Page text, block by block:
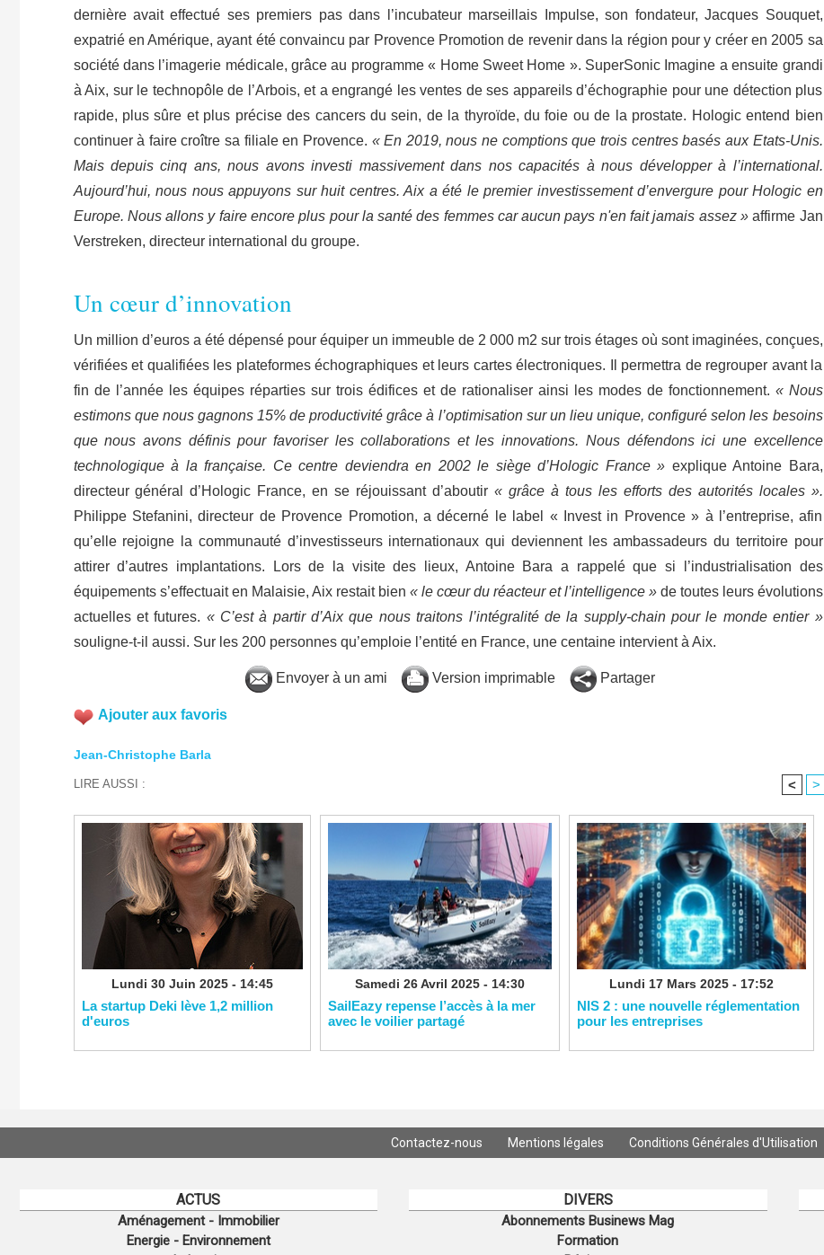
dernière avait effectué ses premiers pas dans l’incubateur marseillais Impulse, son fondateur, Jacques Souquet,
expatrié en Amérique, ayant été convaincu par Provence Promotion de revenir dans la région pour y créer en 2005 sa
société dans l’imagerie médicale, grâce au programme « Home Sweet Home ». SuperSonic Imagine a ensuite grandi
à Aix, sur le technopôle de l’Arbois, et a engrangé les ventes de ses appareils d’échographie pour une détection plus
rapide, plus sûre et plus précise des cancers du sein, de la thyroïde, du foie ou de la prostate. Hologic entend bien
continuer à faire croître sa filiale en Provence. « En 2019, nous ne comptions que trois centres basés aux Etats-Unis.
Mais depuis cinq ans, nous avons investi massivement dans nos capacités à nous développer à l’international.
Aujourd’hui, nous nous appuyons sur huit centres. Aix a été le premier investissement d’envergure pour Hologic en
Europe. Nous allons y faire encore plus pour la santé des femmes car aucun pays n'en fait jamais assez »affirme Jan
Verstreken, directeur international du groupe.
Un cœur d’innovation
Un million d’euros a été dépensé pour équiper un immeuble de 2 000 m2 sur trois étages où sont imaginées, conçues,
vérifiées et qualifiées les plateformes échographiques et leurs cartes électroniques. Il permettra de regrouper avant la
fin de l’année les équipes réparties sur trois édifices et de rationaliser ainsi les modes de fonctionnement. « Nous
estimons que nous gagnons 15% de productivité grâce à l’optimisation sur un lieu unique, configuré selon les besoins
que nous avons définis pour favoriser les collaborations et les innovations. Nous défendons ici une excellence
technologique à la française. Ce centre deviendra en 2002 le siège d’Hologic France » explique Antoine Bara,
directeur général d’Hologic France, en se réjouissant d’aboutir« grâce à tous les efforts des autorités locales ».
Philippe Stefanini, directeur de Provence Promotion, a décerné le label « Invest in Provence » à l’entreprise, afin
qu’elle rejoigne la communauté d’investisseurs internationaux qui deviennent les ambassadeurs du territoire pour
attirer d’autres implantations. Lors de la visite des lieux, Antoine Bara a rappelé que si l’industrialisation des
équipements s’effectuait en Malaisie, Aix restait bien « le cœur du réacteur et l’intelligence » de toutes leurs évolutions
actuelles et futures. « C’est à partir d’Aix que nous traitons l’intégralité de la supply-chain pour le monde entier »
souligne-t-il aussi. Sur les 200 personnes qu’emploie l’entité en France, une centaine intervient à Aix.
Envoyer à un ami Version imprimable Partager
Ajouter aux favoris
Jean-Christophe Barla
LIRE AUSSI : < >
Lundi 30 Juin 2025 - 14:45
La startup Deki lève 1,2 million
d'euros
Samedi 26 Avril 2025 - 14:30
SailEazy repense l’accès à la mer
avec le voilier partagé
Lundi 17 Mars 2025 - 17:52
NIS 2 : une nouvelle réglementation
pour les entreprises
Contactez-nous Mentions légales Conditions Générales d'Utilisation
ACTUS
Aménagement - Immobilier
Energie - Environnement
DIVERS
Abonnements Businews Mag
Formation